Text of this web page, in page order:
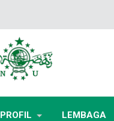
PROFIL LEMBAGA